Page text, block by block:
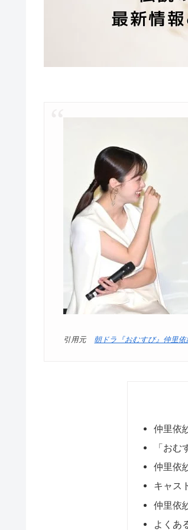
引用元朝ドラ『おむすび』仲里
仲里依
「おむ
仲里依
キャス
仲里依
よくあ